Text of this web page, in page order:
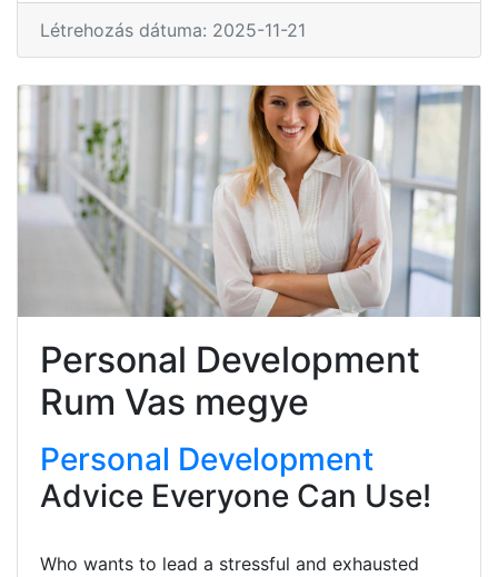
Létrehozás dátuma: 2025-11-21
Personal Development
Rum Vas megye
Personal Development
Advice Everyone Can Use!
Who wants to lead a stressful and exhausted